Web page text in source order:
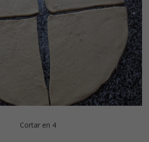
Cortar en 4